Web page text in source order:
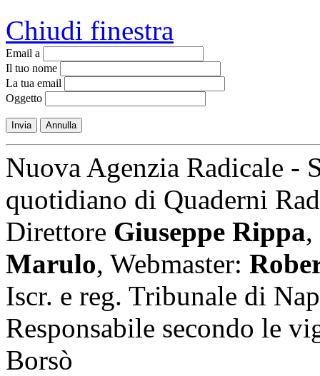
Chiudi finestra
Email a
Il tuo nome
La tua email
Oggetto
Invia Annulla
Nuova Agenzia Radicale -
quotidiano di Quaderni
Direttore Giuseppe Rippa,
Marulo, Webmaster:
Iscr. e reg. Tribunale di
Responsabile secondo le
Borsò